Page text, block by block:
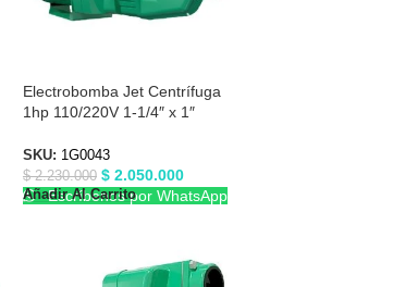
Electrobomba Jet Centrífuga
1hp 110/220V 1-1/4″ x 1″
SKU: 1G0043
$2.230.000 $2.050.000
Añadir Al Carrito
Escríbenos por WhatsApp